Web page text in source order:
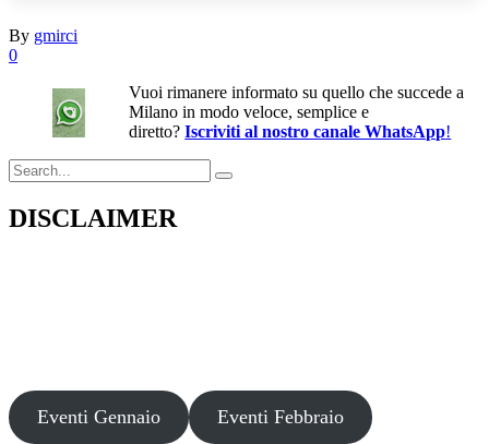
By gmirci
0
Vuoi rimanere informato su quello che succede a
Milano in modo veloce, semplice e
diretto?Iscriviti al nostro canale WhatsApp!
Search
for:
DISCLAIMER
Eventi Gennaio Eventi Febbraio